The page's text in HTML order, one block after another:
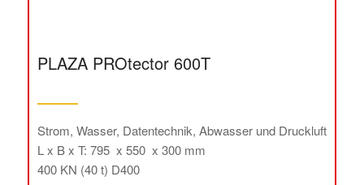
PLAZA PROtector 600T
Strom, Wasser, Datentechnik, Abwasser und Druckluft
L x B x T: 795 x 550 x 300 mm
400 KN (40 t) D400